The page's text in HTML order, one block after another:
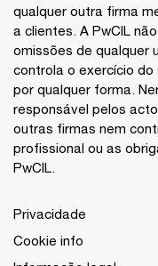
qualquer outra firma
a clientes. A PwCIL
omissões de qualquer
controla o exercício do
por qualquer forma.
responsável pelos
outras firmas nem
profissional ou as
PwCIL.
Privacidade
Cookie info